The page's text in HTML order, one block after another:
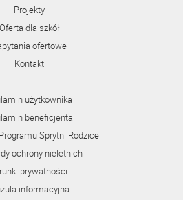
Projekty
Oferta dla szkół
ofertowe
Kontakt
użytkownika
beneficjenta
Sprytni Rodzice
ochrony nieletnich
prywatności
informacyjna